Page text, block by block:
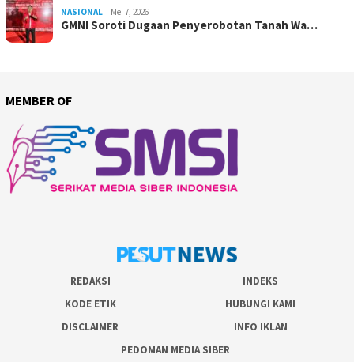
NASIONAL Mei 7, 2026
GMNI Soroti Dugaan Penyerobotan Tanah Wa…
MEMBER OF
REDAKSI
INDEKS
KODE ETIK
HUBUNGI KAMI
DISCLAIMER
INFO IKLAN
PEDOMAN MEDIA SIBER